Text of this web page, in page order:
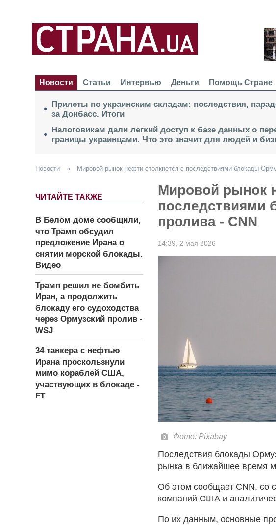
Новости Статьи Интервью Деньги Помощь Стране
Прилеты по украинским складам: последствия,
за Донбасс. Итоги
Налоговикам дали легкий доступ к базе данных о
границы украинцами. Что это значит для людей и
Новости » Мировой рынок нефти столкнется с последствиями блокады
ЧИТАЙТЕ ТАКЖЕ
В Белом доме сообщили,
что Трамп обсудил
предложение Ирана о
снятии морской блокады.
Видео
Трамп решил не бомбить
Иран, а продолжить
блокаду его судоходства
через Ормузский пролив -
WSJ
34 танкера с нефтью
Ирана проскользнули
мимо кораблей США,
участвующих в блокаде -
FT
Мировой рынок
последствиями
пролива - CNN
14:39, 2 мая 2026
Фото: Pixabay
Последствия блокады
рынка в ближайшее время
Об этом сообщает CNN, со
компаний США и
По их данным, основные